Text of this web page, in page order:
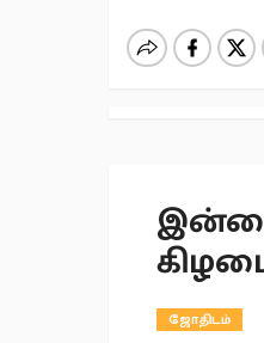
ஜோதிடம்